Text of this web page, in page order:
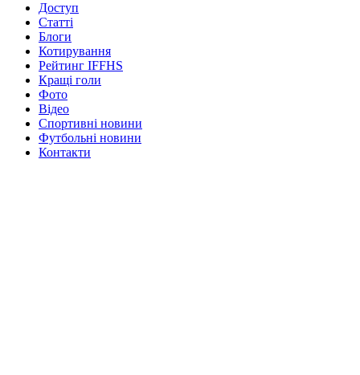
Доступ
Статті
Блоги
Котирування
Рейтинг IFFHS
Кращі голи
Фото
Відео
Спортивні новини
Футбольні новини
Контакти